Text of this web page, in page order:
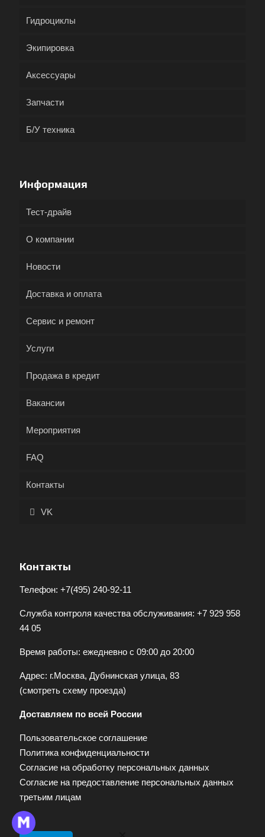
Гидроциклы
Экипировка
Аксессуары
Запчасти
Б/У техника
Информация
Тест-драйв
О компании
Новости
Доставка и оплата
Сервис и ремонт
Услуги
Продажа в кредит
Вакансии
Мероприятия
FAQ
Контакты
VK
Контакты
Телефон: +7(495) 240-92-11
Служба контроля качества обслуживания: +7 929 958
44 05
Время работы: ежедневно с 09:00 до 20:00
Адрес: г.Москва, Дубнинская улица, 83
(смотреть схему проезда)
Доставляем по всей России
Пользовательское соглашение
Политика конфиденциальности
Согласие на обработку персональных данных
Согласие на предоставление персональных данных
третьим лицам